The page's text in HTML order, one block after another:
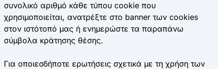
συνολικό αριθμό κάθε τύπου cookie που
χρησιμοποιείται, ανατρέξτε στο banner των cookies
στον ιστότοπό μας ή ενημερώστε τα παραπάνω
σύμβολα κράτησης θέσης.
Για οποιεσδήποτε ερωτήσεις σχετικά με τη χρήση των